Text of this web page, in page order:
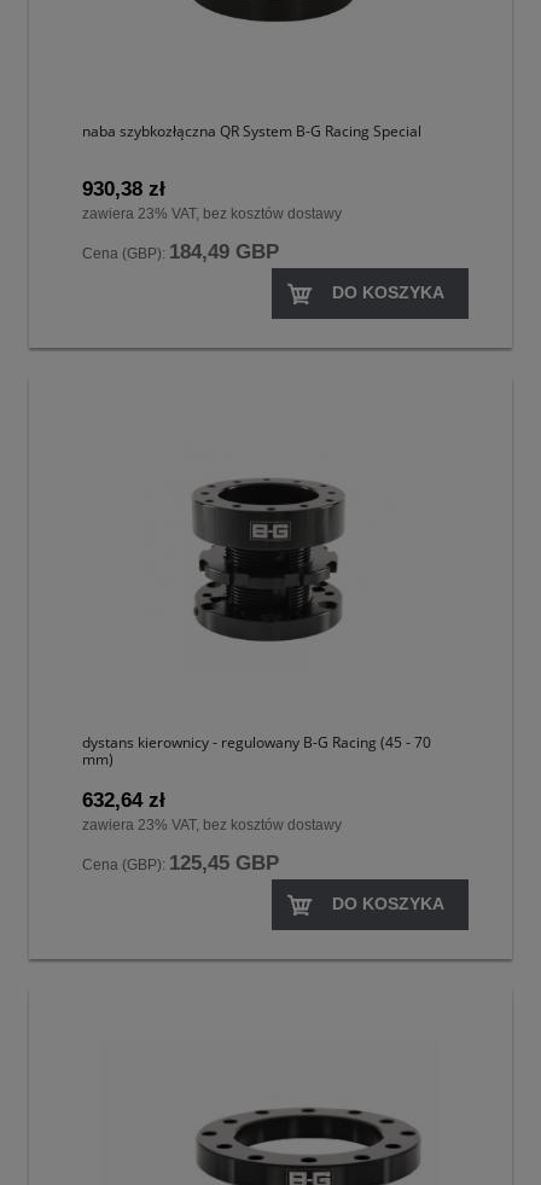
naba szybkozłączna QR System B-G Racing Special
930,38 zł
zawiera 23% VAT, bez kosztów dostawy
Cena (GBP): 184,49 GBP
DO KOSZYKA
dystans kierownicy - regulowany B-G Racing (45 - 70
mm)
632,64 zł
zawiera 23% VAT, bez kosztów dostawy
Cena (GBP): 125,45 GBP
DO KOSZYKA